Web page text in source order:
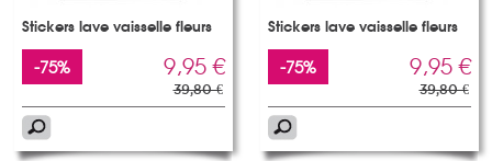
Stickers lave vaisselle fleurs
-75% 9,95 €
39,80 €
Stickers lave vaisselle fleurs
-75% 9,95 €
39,80 €